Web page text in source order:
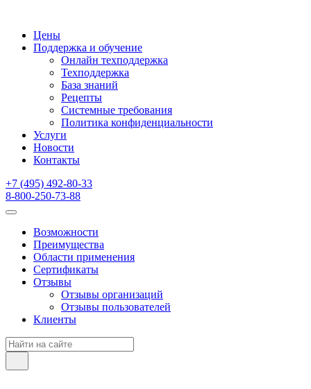
Цены
Поддержка и обучение
Онлайн техподдержка
Техподдержка
База знаний
Рецепты
Системные требования
Политика конфиденциальности
Услуги
Новости
Контакты
+7 (495) 492-80-33
8-800-250-73-88
Возможности
Преимущества
Области применения
Сертификаты
Отзывы
Отзывы организаций
Отзывы пользователей
Клиенты